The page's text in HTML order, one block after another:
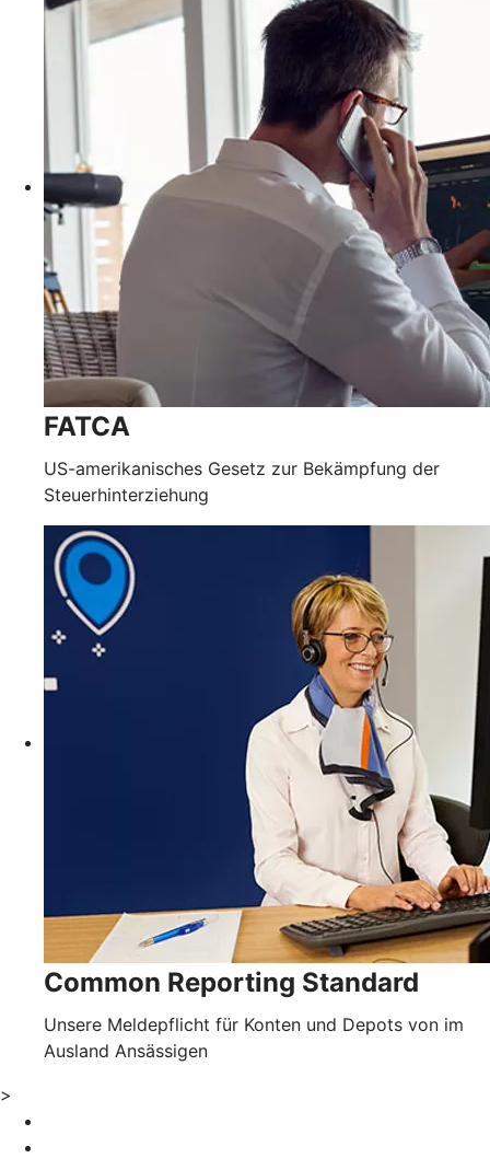
FATCA
US-amerikanisches Gesetz zur Bekämpfung der
Steuerhinterziehung
Common Reporting Standard
Unsere Meldepflicht für Konten und Depots von im
Ausland Ansässigen
>